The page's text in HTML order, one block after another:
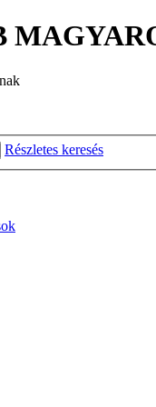
Részletes keresés